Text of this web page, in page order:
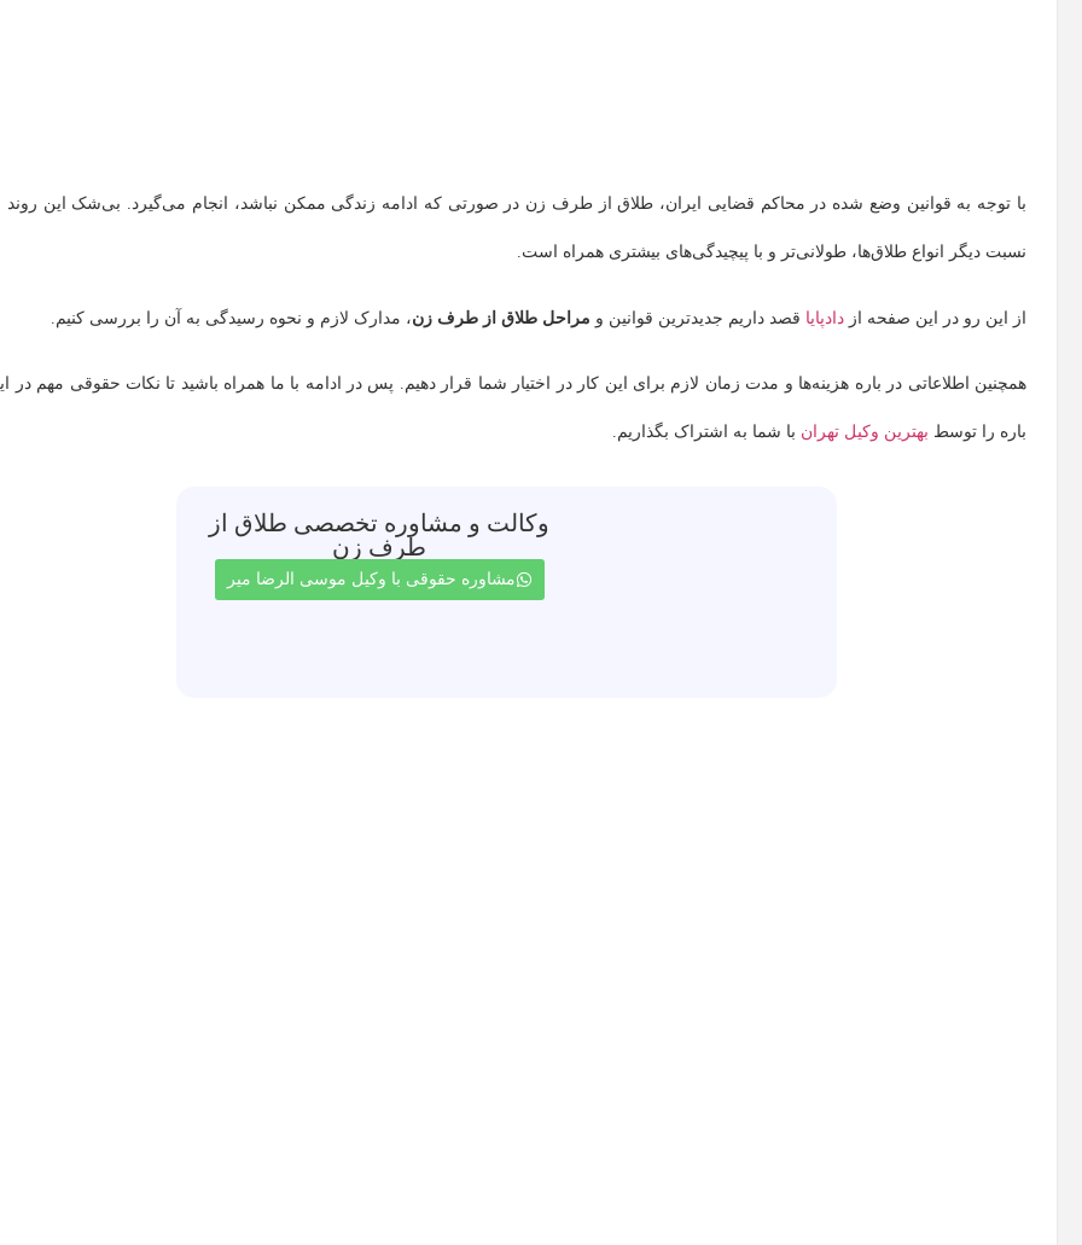
با توجه به قوانین وضع شده در محاکم قضایی ایران، طلاق از طرف زن در صورتی که ادامه زندگی ممکن نباشد، انجام می‌گیرد. بی‌شک این روند
نسبت دیگر انواع طلاق‌ها، طولانی‌تر و با پیچیدگی‌های بیشتری همراه است.
از این‌ رو در این صفحه از دادپایا قصد داریم جدیدترین قوانین و مراحل طلاق از طرف زن، مدارک لازم و نحوه رسیدگی به آن را بررسی کنیم.
همچنین اطلاعاتی در باره هزینه‌ها و مدت زمان لازم برای این کار در اختیار شما قرار دهیم. پس در ادامه با ما همراه باشید تا نکات حقوقی مهم در
باره را توسط بهترین وکیل تهران با شما به اشتراک بگذاریم.
وکالت و مشاوره تخصصی طلاق از
طرف زن
مشاوره حقوقی با وکیل موسی الرضا میر